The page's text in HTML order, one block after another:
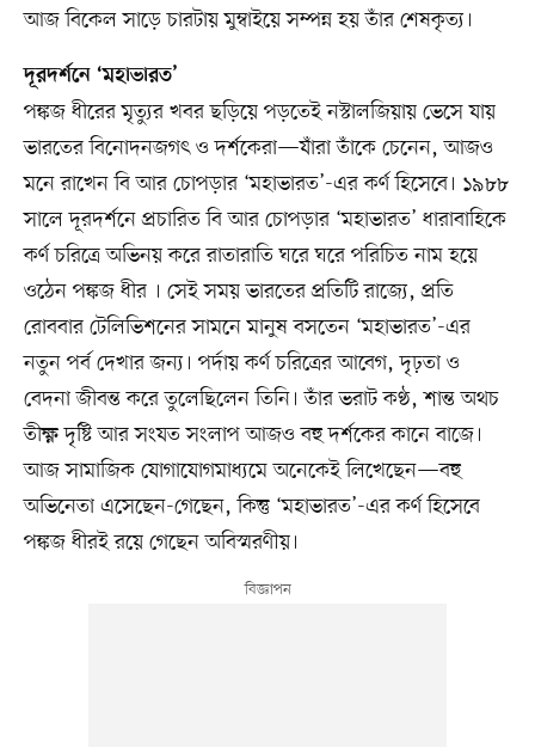
আজ বিকেল সাড়ে চারটায় মুম্বাইয়ে সম্পন্ন হয় তাঁর শেষকৃত্য।
দূরদর্শনে ‘মহাভারত’
পঙ্কজ ধীরের মৃত্যুর খবর ছড়িয়ে পড়তেই নস্টালজিয়ায় ভেসে যায়
ভারতের বিনোদনজগৎ ও দর্শকেরা—যাঁরা তাঁকে চেনেন, আজও
মনে রাখেন বি আর চোপড়ার ‘মহাভারত’-এর কর্ণ হিসেবে। ১৯৮৮
সালে দূরদর্শনে প্রচারিত বি আর চোপড়ার ‘মহাভারত’ ধারাবাহিকে
কর্ণ চরিত্রে অভিনয় করে রাতারাতি ঘরে ঘরে পরিচিত নাম হয়ে
ওঠেন পঙ্কজ ধীর । সেই সময় ভারতের প্রতিটি রাজ্যে, প্রতি
রোববার টেলিভিশনের সামনে মানুষ বসতেন ‘মহাভারত’-এর
নতুন পর্ব দেখার জন্য। পর্দায় কর্ণ চরিত্রের আবেগ, দৃঢ়তা ও
বেদনা জীবন্ত করে তুলেছিলেন তিনি। তাঁর ভরাট কণ্ঠ, শান্ত অথচ
তীক্ষ্ণ দৃষ্টি আর সংযত সংলাপ আজও বহু দর্শকের কানে বাজে।
আজ সামাজিক যোগাযোগমাধ্যমে অনেকেই লিখেছেন—বহু
অভিনেতা এসেছেন-গেছেন, কিন্তু ‘মহাভারত’-এর কর্ণ হিসেবে
পঙ্কজ ধীরই রয়ে গেছেন অবিস্মরণীয়।